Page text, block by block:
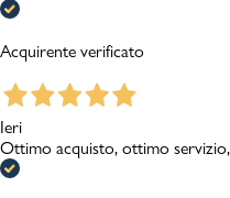
Acquirente verificato
Ieri
Ottimo acquisto, ottimo